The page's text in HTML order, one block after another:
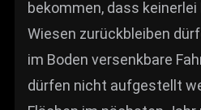
bekommen, dass keinerlei
Wiesen zurückbleiben
im Boden versenkbare
dürfen nicht aufgestellt